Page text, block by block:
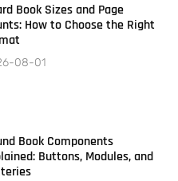
Book Sizes and Page
How to Choose the Right
08-01
Book Components
Buttons, Modules, and